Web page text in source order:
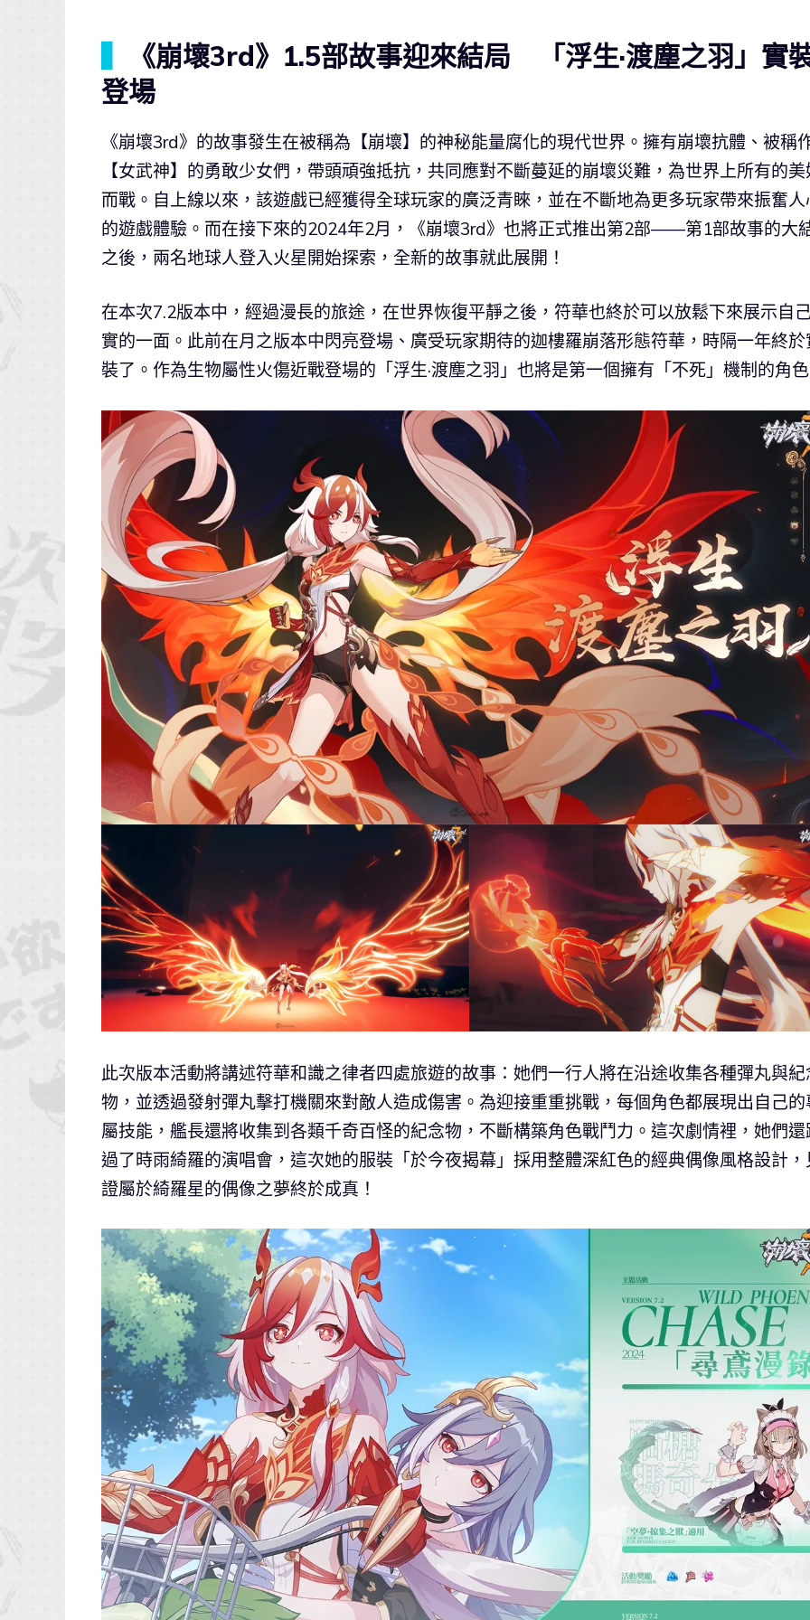
《崩壞3rd》1.5部故事迎來結局 「浮生·渡塵之羽」實
登場
《崩壞3rd》的故事發生在被稱為【崩壞】的神秘能量腐化的現代世界。擁有崩壞抗體、被稱
【女武神】的勇敢少女們，帶頭頑強抵抗，共同應對不斷蔓延的崩壞災難，為世界上所有的美
而戰。自上線以來，該遊戲已經獲得全球玩家的廣泛青睞，並在不斷地為更多玩家帶來振奮人
的遊戲體驗。而在接下來的2024年2月，《崩壞3rd》也將正式推出第2部——第1部故事的大
之後，兩名地球人登入火星開始探索，全新的故事就此展開！
在本次7.2版本中，經過漫長的旅途，在世界恢復平靜之後，符華也終於可以放鬆下來展示自
實的一面。此前在月之版本中閃亮登場、廣受玩家期待的迦樓羅崩落形態符華，時隔一年終於
裝了。作為生物屬性火傷近戰登場的「浮生·渡塵之羽」也將是第一個擁有「不死」機制的角
此次版本活動將講述符華和識之律者四處旅遊的故事：她們一行人將在沿途收集各種彈丸與紀
物，並透過發射彈丸擊打機關來對敵人造成傷害。為迎接重重挑戰，每個角色都展現出自己的
屬技能，艦長還將收集到各類千奇百怪的紀念物，不斷構築角色戰鬥力。這次劇情裡，她們還
過了時雨綺羅的演唱會，這次她的服裝「於今夜揭幕」採用整體深紅色的經典偶像風格設計，
證屬於綺羅星的偶像之夢終於成真！